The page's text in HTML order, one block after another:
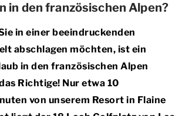
in den französischen Alpen?
in einer beeindruckenden
abschlagen möchten, ist ein
in den französischen Alpen
Richtige! Nur etwa 10
von unserem Resort in Flaine